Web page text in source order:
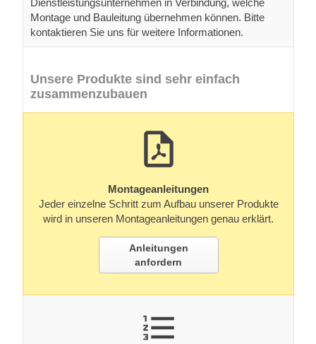
Montage und Bauleitung übernehmen können. Bitte
kontaktieren Sie uns für weitere Informationen.
Unsere Produkte sind sehr einfach
zusammenzubauen
Montageanleitungen
Jeder einzelne Schritt zum Aufbau unserer Produkte
wird in unseren Montageanleitungen genau erklärt.
Anleitungen
anfordern